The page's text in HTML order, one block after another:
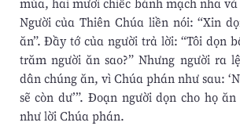
Người của Thiên Chúa liền nói: “Xin
ăn”. Ðầy tớ của người trả lời: “Tôi dọn
trăm người ăn sao?” Nhưng người ra
dân chúng ăn, vì Chúa phán như sau:
sẽ còn dư’”. Ðoạn người dọn cho họ
như lời Chúa phán.